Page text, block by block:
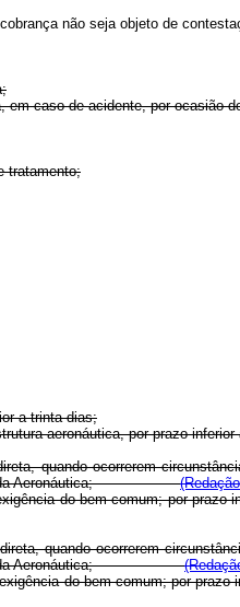
não seja objeto de
caso de acidente, por ocasião
tratamento;
a trinta dias;
aeronáutica, por prazo
quando ocorrerem
Ministro da Aeronáutica;
do bem comum; por
quando ocorrerem
Ministro da Aeronáutica;
do bem comum; por